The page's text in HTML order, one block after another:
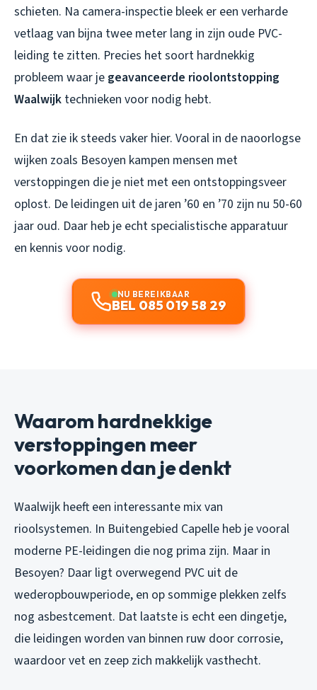
schieten. Na camera-inspectie bleek er een verharde
vetlaag van bijna twee meter lang in zijn oude PVC-
leiding te zitten. Precies het soort hardnekkig
probleem waar je geavanceerde rioolontstopping
Waalwijk technieken voor nodig hebt.
En dat zie ik steeds vaker hier. Vooral in de naoorlogse
wijken zoals Besoyen kampen mensen met
verstoppingen die je niet met een ontstoppingsveer
oplost. De leidingen uit de jaren ’60 en ’70 zijn nu 50-60
jaar oud. Daar heb je echt specialistische apparatuur
en kennis voor nodig.
NU BEREIKBAAR
BEL 085 019 58 29
Waarom hardnekkige
verstoppingen meer
voorkomen dan je denkt
Waalwijk heeft een interessante mix van
rioolsystemen. In Buitengebied Capelle heb je vooral
moderne PE-leidingen die nog prima zijn. Maar in
Besoyen? Daar ligt overwegend PVC uit de
wederopbouwperiode, en op sommige plekken zelfs
nog asbestcement. Dat laatste is echt een dingetje,
die leidingen worden van binnen ruw door corrosie,
waardoor vet en zeep zich makkelijk vasthecht.